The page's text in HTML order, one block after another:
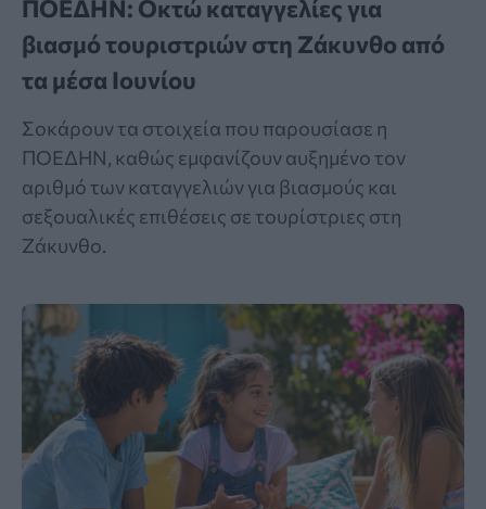
ΠΟΕΔΗΝ: Οκτώ καταγγελίες για
βιασμό τουριστριών στη Ζάκυνθο από
τα μέσα Ιουνίου
Σοκάρουν τα στοιχεία που παρουσίασε η
ΠΟΕΔΗΝ, καθώς εμφανίζουν αυξημένο τον
αριθμό των καταγγελιών για βιασμούς και
σεξουαλικές επιθέσεις σε τουρίστριες στη
Ζάκυνθο.